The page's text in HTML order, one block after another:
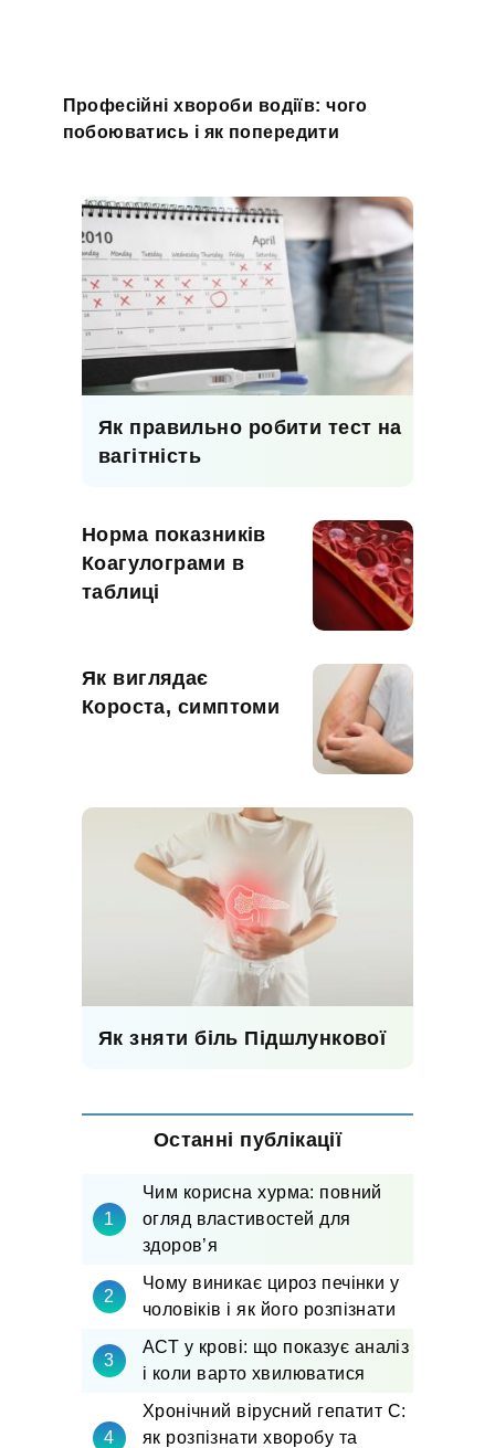
Професійні хвороби водіїв: чого
побоюватись і як попередити
Як правильно робити тест на
вагітність
Норма показників
Коагулограми в
таблиці
Як виглядає
Короста, симптоми
Як зняти біль Підшлункової
Останні публікації
Чим корисна хурма: повний
огляд властивостей для
здоров’я
Чому виникає цироз печінки у
чоловіків і як його розпізнати
АСТ у крові: що показує аналіз
і коли варто хвилюватися
Хронічний вірусний гепатит С:
як розпізнати хворобу та